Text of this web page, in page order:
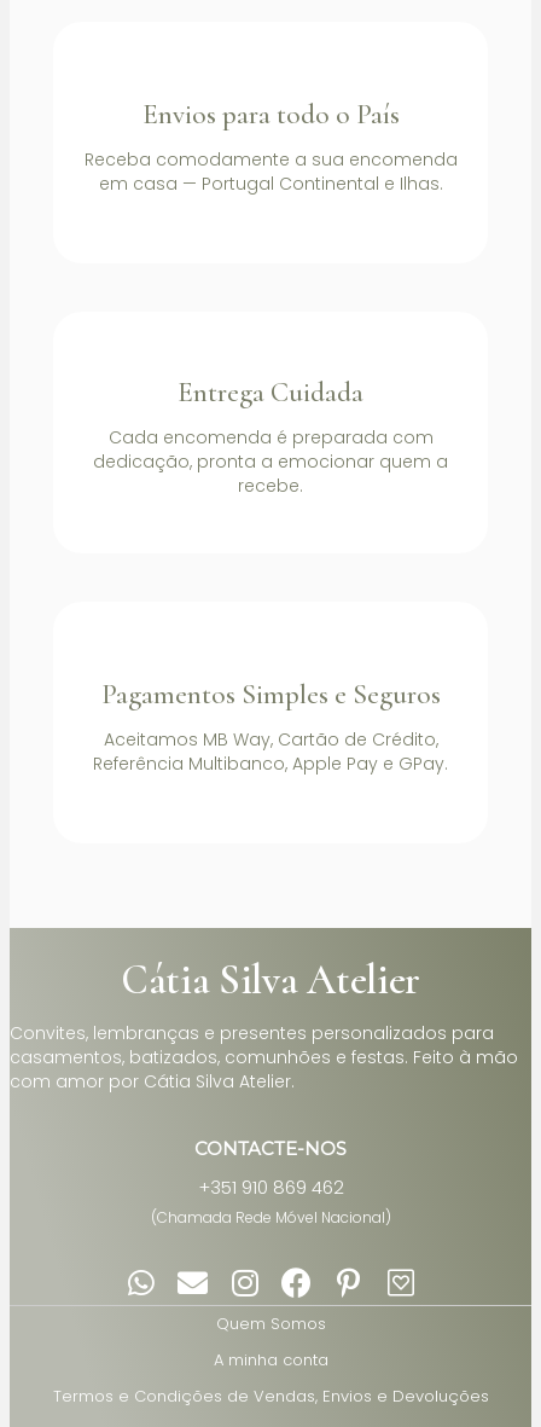
Envios para todo o País
Receba comodamente a sua encomenda
em casa — Portugal Continental e Ilhas.
Entrega Cuidada
Cada encomenda é preparada com
dedicação, pronta a emocionar quem a
recebe.
Pagamentos Simples e Seguros
Aceitamos MB Way, Cartão de Crédito,
Referência Multibanco, Apple Pay e GPay.
Cátia Silva Atelier
Convites, lembranças e presentes personalizados para
casamentos, batizados, comunhões e festas. Feito à mão
com amor por Cátia Silva Atelier.
CONTACTE-NOS
+351 910 869 462
(Chamada Rede Móvel Nacional)
Quem Somos
A minha conta
Termos e Condições de Vendas, Envios e Devoluções